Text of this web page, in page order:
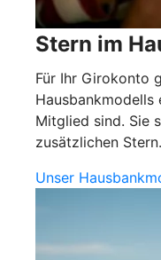
Stern im
Für Ihr Girokonto
Hausbankmodells
Mitglied sind. Sie
zusätzlichen Stern.
Unser